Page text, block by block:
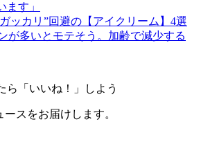
ます」
ッカリ”回避の【アイクリーム】4選
が多いとモテそう。加齢で減少する
ら「いいね！」しよう
スをお届けします。